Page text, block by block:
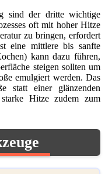
sind der dritte wichtige
oft mit hoher Hitze
zu bringen, erfordert
eine mittlere bis sanfte
kann dazu führen,
steigen sollten um
emulgiert werden. Das
statt einer glänzenden
Hitze zudem zum